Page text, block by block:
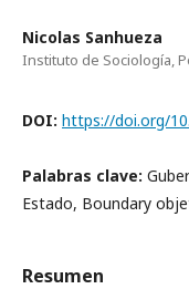
Nicolas Sanhueza
Instituto de Sociología,
DOI: https://doi.org/
Palabras clave:
Estado, Boundary
Resumen